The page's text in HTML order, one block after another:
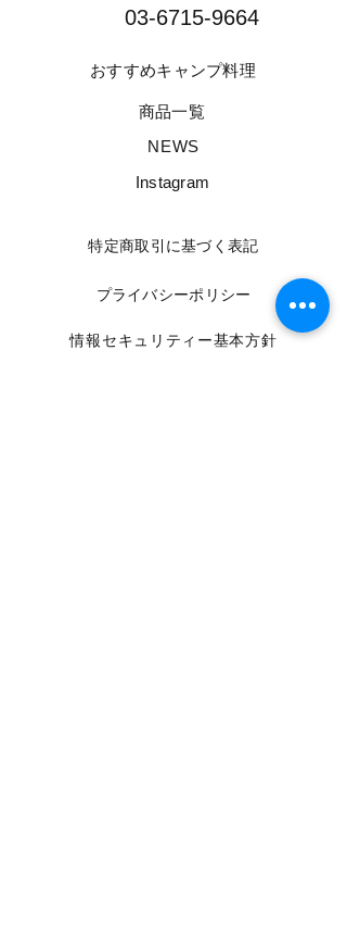
03-6715-9664​
​おすすめキャンプ料理
​商品一覧
​NEWS
​Instagram
​特定商取引に基づく表記
​プライバシーポリシー
​情報セキュリティー基本方針